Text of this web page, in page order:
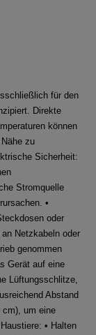
für den
Direkte
können
zu
Sicherheit:
Stromquelle
•
oder
Netzkabeln oder
genommen
Gerät auf eine
Lüftungsschlitze,
Abstand
cm), um eine
• Halten